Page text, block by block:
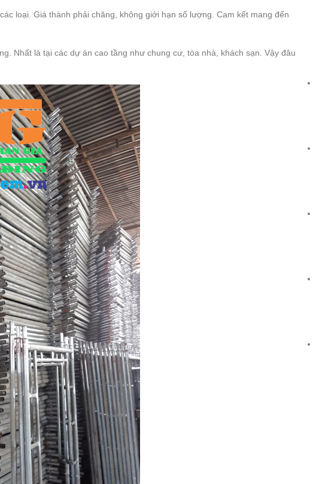
loại. Giá thành phải chăng, không giới hạn số lượng. Cam kết mang đến
Nhất là tại các dự án cao tầng như chung cư, tòa nhà, khách sạn. Vậy đâu